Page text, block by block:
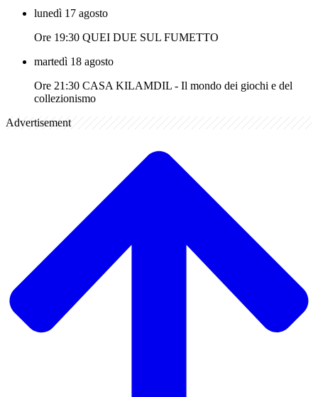
lunedì 17 agosto
Ore 19:30 QUEI DUE SUL FUMETTO
martedì 18 agosto
Ore 21:30 CASA KILAMDIL - Il mondo dei giochi e del
collezionismo
Advertisement